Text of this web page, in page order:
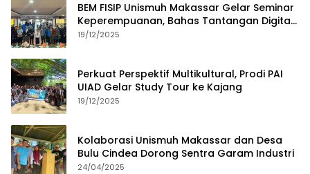
BEM FISIP Unismuh Makassar Gelar Seminar
Keperempuanan, Bahas Tantangan Digital
dan Budaya Lokal
19/12/2025
Perkuat Perspektif Multikultural, Prodi PAI
UIAD Gelar Study Tour ke Kajang
19/12/2025
Kolaborasi Unismuh Makassar dan Desa
Bulu Cindea Dorong Sentra Garam Industri
24/04/2025